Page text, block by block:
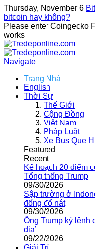
Thursday, November 6
bitcoin hay không?
Please enter Coingecko
works
Navigate
Trang Nhà
English
Thời Sự
Thế Giới
Cộng Đồng
Việt Nam
Pháp Luật
Xe Bus Que
Featured
Recent
Kế hoạch 20 điểm
Tổng thống Trump
09/30/2026
Sập trường ở
đống đổ nát
09/30/2026
Ông Trump ký lệnh
địa’
09/22/2026
Giải Trí